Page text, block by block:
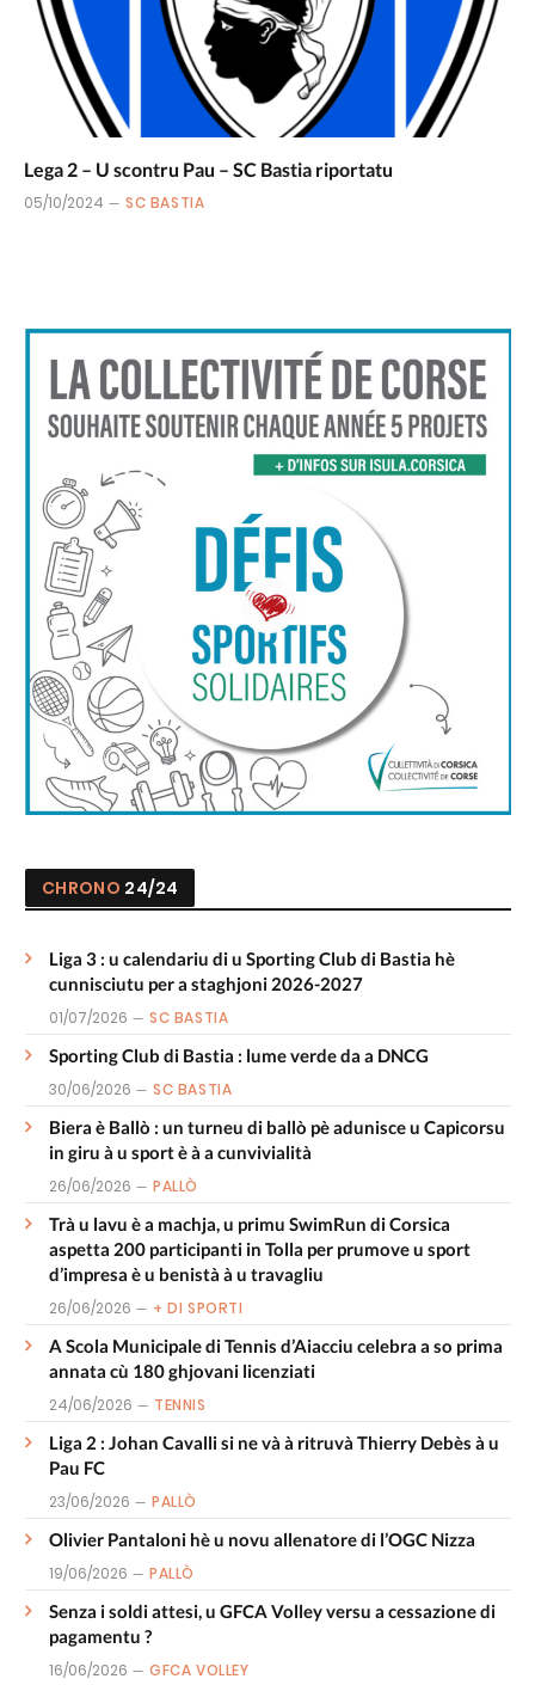
Lega 2 – U scontru Pau – SC Bastia riportatu
05/10/2024 SC BASTIA
CHRONO 24/24
Liga 3 : u calendariu di u Sporting Club di Bastia hè
cunnisciutu per a staghjoni 2026-2027
01/07/2026 SC BASTIA
Sporting Club di Bastia : lume verde da a DNCG
30/06/2026 SC BASTIA
Biera è Ballò : un turneu di ballò pè adunisce u Capicorsu
in giru à u sport è à a cunvivialità
26/06/2026 PALLÒ
Trà u lavu è a machja, u primu SwimRun di Corsica
aspetta 200 participanti in Tolla per prumove u sport
d’impresa è u benistà à u travagliu
26/06/2026 + DI SPORTI
A Scola Municipale di Tennis d’Aiacciu celebra a so prima
annata cù 180 ghjovani licenziati
24/06/2026 TENNIS
Liga 2 : Johan Cavalli si ne và à ritruvà Thierry Debès à u
Pau FC
23/06/2026 PALLÒ
Olivier Pantaloni hè u novu allenatore di l’OGC Nizza
19/06/2026 PALLÒ
Senza i soldi attesi, u GFCA Volley versu a cessazione di
pagamentu ?
16/06/2026 GFCA VOLLEY